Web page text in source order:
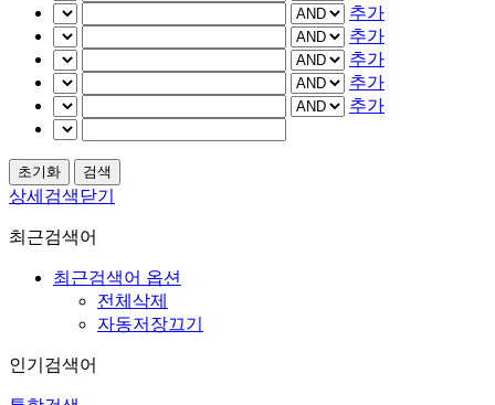
추가
추가
추가
추가
추가
상세검색닫기
최근검색어
최근검색어 옵션
전체삭제
자동저장끄기
인기검색어